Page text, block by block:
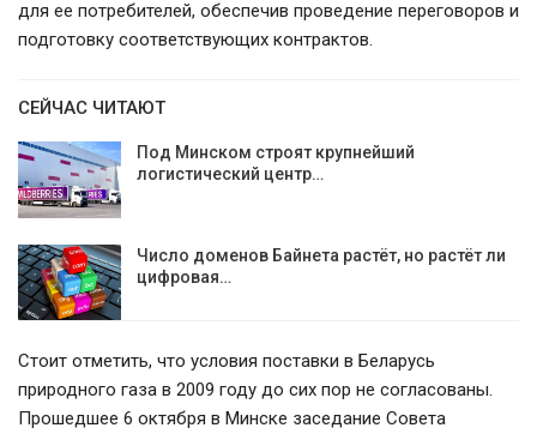
для ее потребителей, обеспечив проведение переговоров и
подготовку соответствующих контрактов.
СЕЙЧАС ЧИТАЮТ
Под Минском строят крупнейший
логистический центр…
Число доменов Байнета растёт, но растёт ли
цифровая…
Стоит отметить, что условия поставки в Беларусь
природного газа в 2009 году до сих пор не согласованы.
Прошедшее 6 октября в Минске заседание Совета